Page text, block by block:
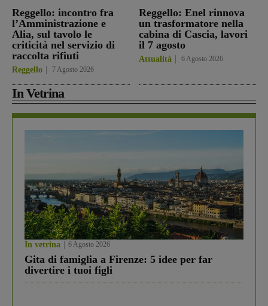
Reggello: incontro fra
l’Amministrazione e
Alia, sul tavolo le
criticità nel servizio di
raccolta rifiuti
Reggello 7 Agosto 2026
Reggello: Enel rinnova
un trasformatore nella
cabina di Cascia, lavori
il 7 agosto
Attualità 6 Agosto 2026
In Vetrina
In vetrina 6 Agosto 2026
Gita di famiglia a Firenze: 5 idee per far
divertire i tuoi figli